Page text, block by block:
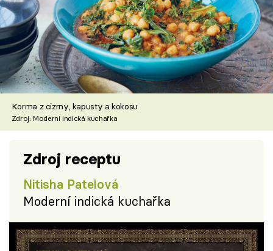
Korma z cizrny, kapusty a kokosu
Zdroj: Moderní indická kuchařka
Zdroj receptu
Nitisha Patelová
Moderní indická kuchařka